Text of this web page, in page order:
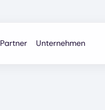
Partner Unternehmen